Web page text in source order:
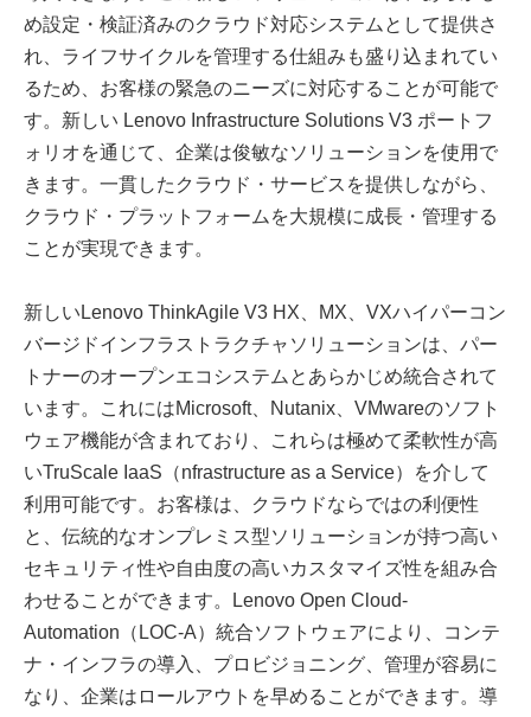
め設定・検証済みのクラウド対応システムとして提供さ
れ、ライフサイクルを管理する仕組みも盛り込まれてい
るため、お客様の緊急のニーズに対応することが可能で
す。新しい Lenovo Infrastructure Solutions V3 ポートフ
ォリオを通じて、企業は俊敏なソリューションを使用で
きます。一貫したクラウド・サービスを提供しながら、
クラウド・プラットフォームを大規模に成長・管理する
ことが実現できます。
新しいLenovo ThinkAgile V3 HX、MX、VXハイパーコン
バージドインフラストラクチャソリューションは、パー
トナーのオープンエコシステムとあらかじめ統合されて
います。これにはMicrosoft、Nutanix、VMwareのソフト
ウェア機能が含まれており、これらは極めて柔軟性が高
いTruScale IaaS（nfrastructure as a Service）を介して
利用可能です。お客様は、クラウドならではの利便性
と、伝統的なオンプレミス型ソリューションが持つ高い
セキュリティ性や自由度の高いカスタマイズ性を組み合
わせることができます。Lenovo Open Cloud-
Automation（LOC-A）統合ソフトウェアにより、コンテ
ナ・インフラの導入、プロビジョニング、管理が容易に
なり、企業はロールアウトを早めることができます。導